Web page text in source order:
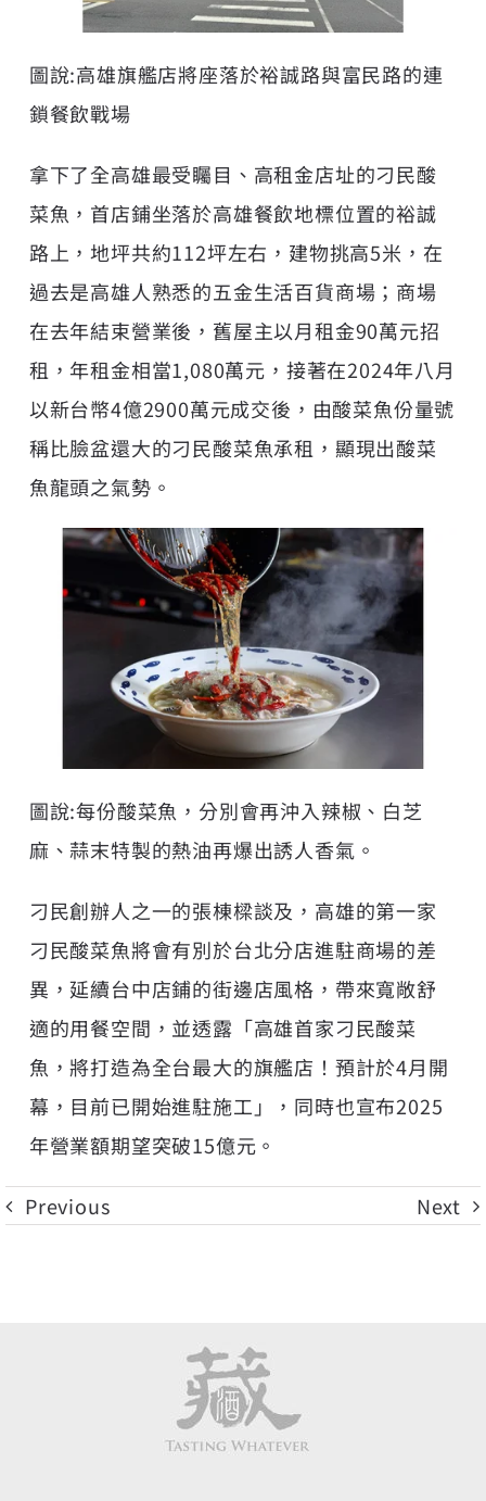
圖說:高雄旗艦店將座落於裕誠路與富民路的連
鎖餐飲戰場
拿下了全高雄最受矚目、高租金店址的刁民酸
菜魚，首店鋪坐落於高雄餐飲地標位置的裕誠
路上，地坪共約112坪左右，建物挑高5米，在
過去是高雄人熟悉的五金生活百貨商場；商場
在去年結束營業後，舊屋主以月租金90萬元招
租，年租金相當1,080萬元，接著在2024年八月
以新台幣4億2900萬元成交後，由酸菜魚份量號
稱比臉盆還大的刁民酸菜魚承租，顯現出酸菜
魚龍頭之氣勢。
圖說:每份酸菜魚，分別會再沖入辣椒、白芝
麻、蒜末特製的熱油再爆出誘人香氣。
刁民創辦人之一的張棟樑談及，高雄的第一家
刁民酸菜魚將會有別於台北分店進駐商場的差
異，延續台中店鋪的街邊店風格，帶來寬敞舒
適的用餐空間，並透露「高雄首家刁民酸菜
魚，將打造為全台最大的旗艦店！預計於4月開
幕，目前已開始進駐施工」，同時也宣布2025
年營業額期望突破15億元。
Previous Next